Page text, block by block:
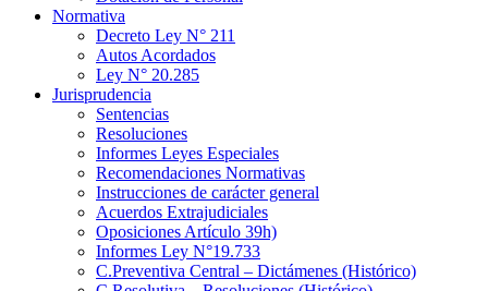
Normativa
Decreto Ley N° 211
Autos Acordados
Ley N° 20.285
Jurisprudencia
Sentencias
Resoluciones
Informes Leyes Especiales
Recomendaciones Normativas
Instrucciones de carácter general
Acuerdos Extrajudiciales
Oposiciones Artículo 39h)
Informes Ley N°19.733
C.Preventiva Central – Dictámenes (Histórico)